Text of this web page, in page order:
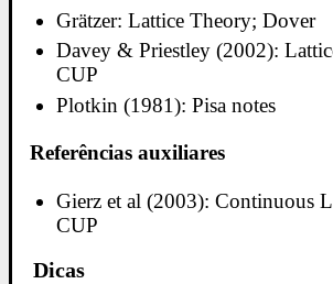
Grätzer: Lattice Theory; Dover
Davey & Priestley (2002):
CUP
Plotkin (1981): Pisa notes
Referências auxiliares
Gierz et al (2003): Continuous
CUP
Dicas